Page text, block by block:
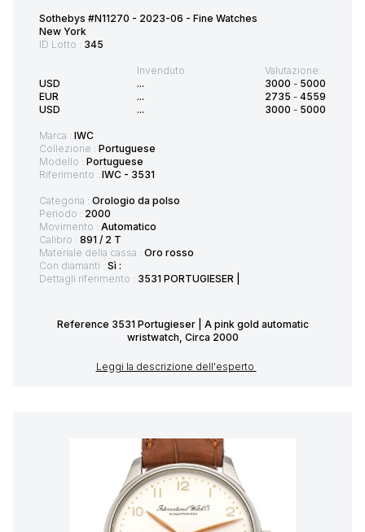
Sothebys #N11270 - 2023-06 - Fine Watches
New York
ID Lotto : 345
USD
EUR
USD
Invenduto
...
...
...
Valutazione:
3000 - 5000
2735 - 4559
3000 - 5000
Marca : IWC
Collezione : Portuguese
Modello : Portuguese
Riferimento : IWC - 3531
Categoria : Orologio da polso
Periodo : 2000
Movimento : Automatico
Calibro : 891 / 2 T
Materiale della cassa : Oro rosso
Con diamanti : Sì :
Dettagli riferimento : 3531 PORTUGIESER |
Reference 3531 Portugieser | A pink gold automatic
wristwatch, Circa 2000
Leggi la descrizione dell'esperto